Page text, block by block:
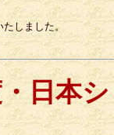
しました。
・日本